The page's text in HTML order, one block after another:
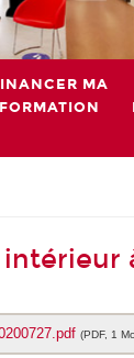
MA
FORMATION
(PDF, 1